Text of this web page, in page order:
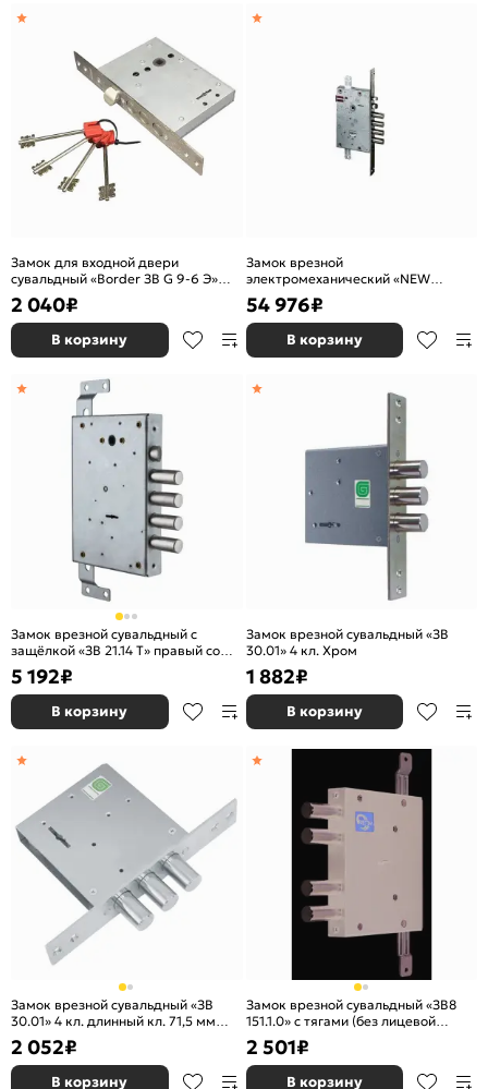
Замок для входной двери
сувальдный «Border ЗВ G 9-6 Э»
Хром
2 040₽
В корзину
Замок врезной
электромеханический «NEW
CAMBIO FACILE 17.685.28» (инд.
упаковка) Хром
54 976₽
В корзину
Замок врезной сувальдный с
защёлкой «ЗВ 21.14 Т» правый со
смен. мех-ом, (без накл), 5+1 кл
Хром
5 192₽
В корзину
Замок врезной сувальдный «ЗВ
30.01» 4 кл. Хром
1 882₽
В корзину
Замок врезной сувальдный «ЗВ
30.01» 4 кл. длинный кл. 71,5 мм
Хром
2 052₽
В корзину
Замок врезной сувальдный «ЗВ8
151.1.0» с тягами (без лицевой
планки), 5 кл. ключ 60 мм Черный
2 501₽
В корзину